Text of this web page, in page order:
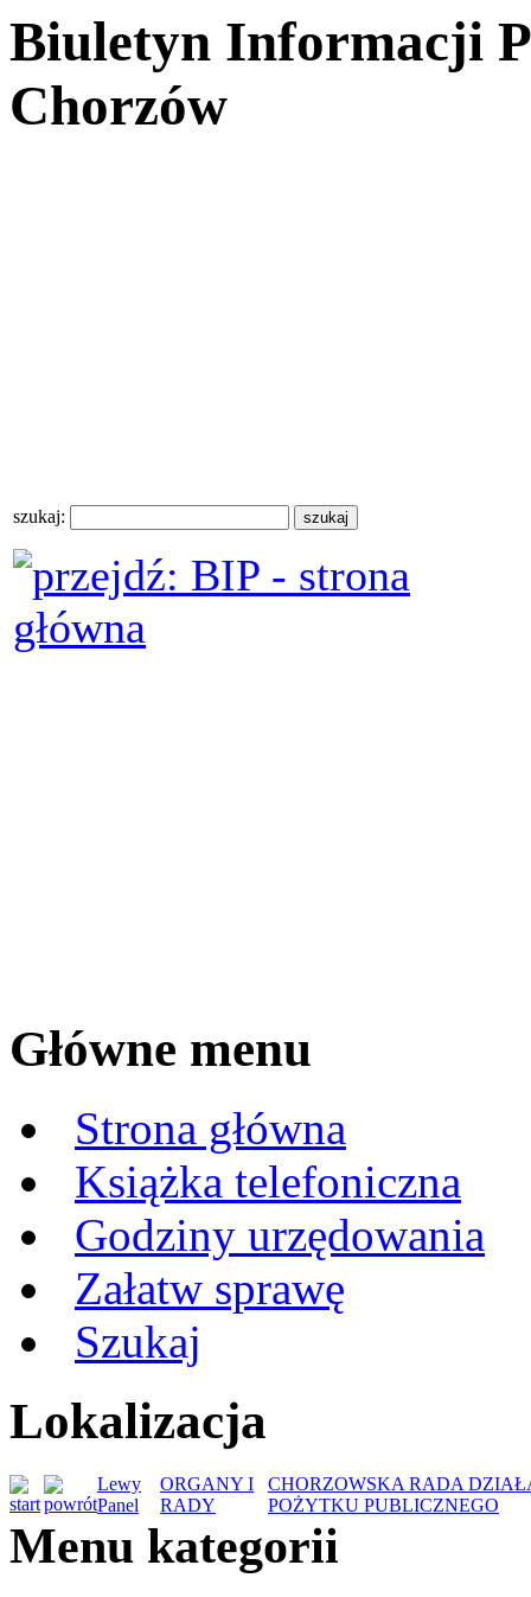
Biuletyn Informacji
Chorzów
szukaj:
Główne menu
Strona główna
Książka telefoniczna
Godziny urzędowania
Załatw sprawę
Szukaj
Lokalizacja
Lewy
Panel
ORGANY I
RADY
CHORZOWSKA RADA
POŻYTKU PUBLICZNEGO
Menu kategorii